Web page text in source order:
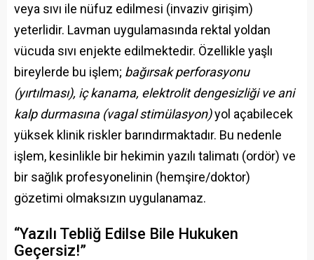
veya sıvı ile nüfuz edilmesi (invaziv girişim)
yeterlidir. Lavman uygulamasında rektal yoldan
vücuda sıvı enjekte edilmektedir. Özellikle yaşlı
bireylerde bu işlem; bağırsak perforasyonu
(yırtılması), iç kanama, elektrolit dengesizliği ve ani
kalp durmasına (vagal stimülasyon)yol açabilecek
yüksek klinik riskler barındırmaktadır. Bu nedenle
işlem, kesinlikle bir hekimin yazılı talimatı (ordör) ve
bir sağlık profesyonelinin (hemşire/doktor)
gözetimi olmaksızın uygulanamaz.
“Yazılı Tebliğ Edilse Bile Hukuken
Geçersiz!”